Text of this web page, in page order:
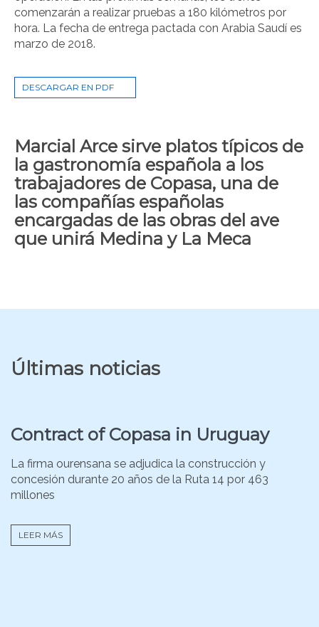
comenzarán a realizar pruebas a 180 kilómetros por
hora. La fecha de entrega pactada con Arabia Saudí es
marzo de 2018.
DESCARGAR EN PDF
Marcial Arce sirve platos típicos de
la gastronomía española a los
trabajadores de Copasa, una de
las compañías españolas
encargadas de las obras del ave
que unirá Medina y La Meca
Últimas noticias
Contract of Copasa in Uruguay
La firma ourensana se adjudica la construcción y
concesión durante 20 años de la Ruta 14 por 463
millones
LEER MÁS